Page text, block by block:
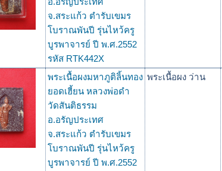
จ.สระแก้ว ตำรับเขมร
โบราณพันปี รุ่นไหว้ครู
บูรพาจารย์ ปี พ.ศ.2552
รหัส RTK442X
พระเนื้อผงมหาภูติลิ้นทอง
ยอดเฮี้ยน หลวงพ่อดำ
วัดสันติธรรม
อ.อรัญประเทศ
จ.สระแก้ว ตำรับเขมร
โบราณพันปี รุ่นไหว้ครู
บูรพาจารย์ ปี พ.ศ.2552
พระเนื้อผง ว่าน